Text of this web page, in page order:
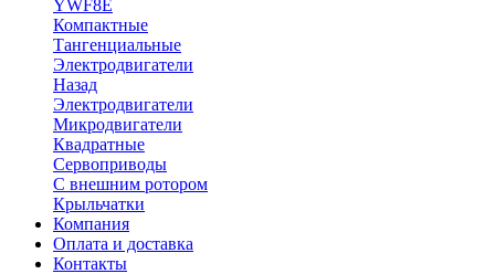
YWF8E
Компактные
Тангенциальные
Электродвигатели
Назад
Электродвигатели
Микродвигатели
Квадратные
Сервоприводы
С внешним ротором
Крыльчатки
Компания
Оплата и доставка
Контакты